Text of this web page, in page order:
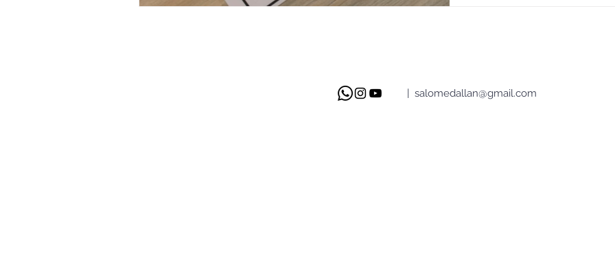
| salomedallan@gmail.com